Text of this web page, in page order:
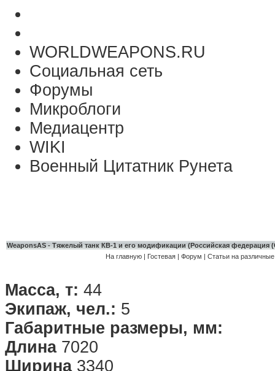
WORLDWEAPONS.RU
Социальная сеть
Форумы
Микроблоги
Медиацентр
WIKI
Военный Цитатник Рунета
WeaponsAS - Тяжелый танк КВ-1 и его модификации (Российская федерация
На главную| Гостевая| Форум | Статьи на
Масса, т: 44
Экипаж, чел.: 5
Габаритные размеры, мм:
Длина7020
Ширина3340